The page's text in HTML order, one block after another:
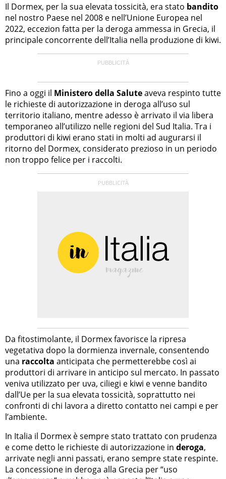
Il Dormex, per la sua elevata tossicità, era stato bandito
nel nostro Paese nel 2008 e nell’Unione Europea nel
2022, eccezion fatta per la deroga ammessa in Grecia, il
principale concorrente dell’Italia nella produzione di kiwi.
Fino a oggi il Ministero della Saluteaveva respinto tutte
le richieste di autorizzazione in deroga all’uso sul
territorio italiano, mentre adesso è arrivato il via libera
temporaneo all’utilizzo nelle regioni del Sud Italia. Tra i
produttori di kiwi erano stati in molti ad augurarsi il
ritorno del Dormex, considerato prezioso in un periodo
non troppo felice per i raccolti.
Da fitostimolante, il Dormex favorisce la ripresa
vegetativa dopo la dormienza invernale, consentendo
una raccolta anticipata che permetterebbe così ai
produttori di arrivare in anticipo sul mercato. In passato
veniva utilizzato per uva, ciliegi e kiwi e venne bandito
dall’Ue per la sua elevata tossicità, soprattutto nei
confronti di chi lavora a diretto contatto nei campi e per
l’ambiente.
In Italia il Dormex è sempre stato trattato con prudenza
e come detto le richieste di autorizzazione in deroga,
arrivate negli anni passati, erano sempre state respinte.
La concessione in deroga alla Grecia per “uso